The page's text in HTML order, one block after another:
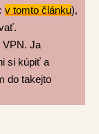
v tomto článku),
VPN. Ja
si kúpiť a
do takejto